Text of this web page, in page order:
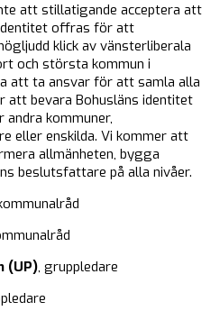
att stillatigande acceptera att
offras för att
klick av vänsterliberala
och största kommun i
att ta ansvar för att samla alla
att bevara Bohusläns identitet
kommuner,
eller enskilda. Vi kommer att
allmänheten, bygga
beslutsfattare på alla nivåer.
(UP), gruppledare